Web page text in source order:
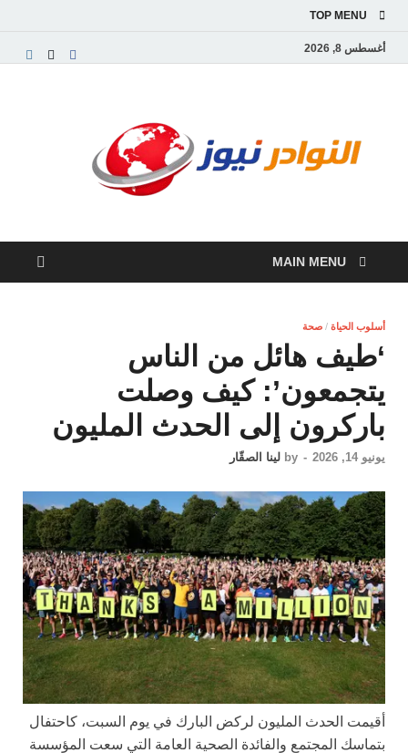
TOP MENU
أغسطس 8, 2026
الأخبار
والتقارير
من
MAIN MENU
أسلوب الحياة / صحة
‘طيف هائل من الناس
يتجمعون’: كيف وصلت
باركرون إلى الحدث المليون
يونيو 14, 2026 -
by لينا الصقّار
أقيمت الحدث المليون لركض البارك في يوم السبت، كاحتفال
بتماسك المجتمع والفائدة الصحية العامة التي سعت المؤسسة